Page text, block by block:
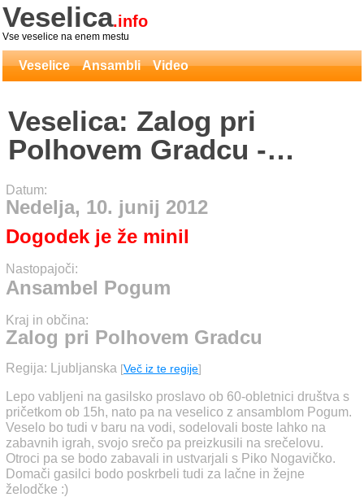
Veselica.info
Vse veselice na enem mestu
Veselice Ansambli Video
Veselica: Zalog pri
Polhovem Gradcu -
Ansambel Pogum
Datum:
Nedelja, 10. junij 2012
Dogodek je že minil
Nastopajoči:
Ansambel Pogum
Kraj in občina:
Zalog pri Polhovem Gradcu
Regija: Ljubljanska [Več iz te regije]
Lepo vabljeni na gasilsko proslavo ob 60-obletnici društva s
pričetkom ob 15h, nato pa na veselico z ansamblom Pogum.
Veselo bo tudi v baru na vodi, sodelovali boste lahko na
zabavnih igrah, svojo srečo pa preizkusili na srečelovu.
Otroci pa se bodo zabavali in ustvarjali s Piko Nogavičko.
Domači gasilci bodo poskrbeli tudi za lačne in žejne
želodčke :)